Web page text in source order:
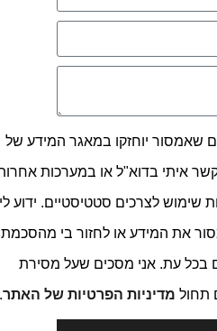
יוחזקו במאגר המידע של
איתי בדוא"ל או במערכות אחרות,
לצרכים סטטיסטיים. ידוע לי
המידע או לחזור בי מהסכמתי
עת. אני מסכים שעל מסירת
מדיניות הפרטיות של האתר.